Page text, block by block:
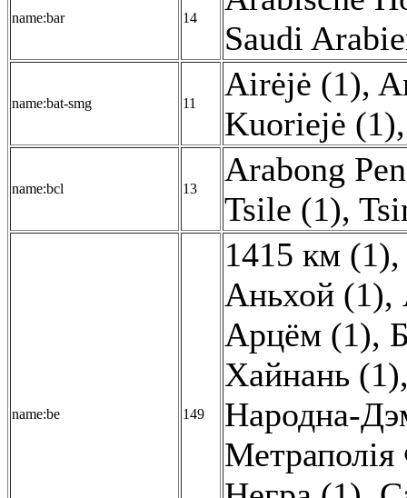
name:bar 14
Saudi
name:bat-smg 11
Airėjė (1),
Kuoriejė (1),
name:bcl 13
Arabong
Tsile (1),
name:be 149
1415 км (1)
Аньхой (1),
Арцём (1),
Хайнань (1)
Народна-